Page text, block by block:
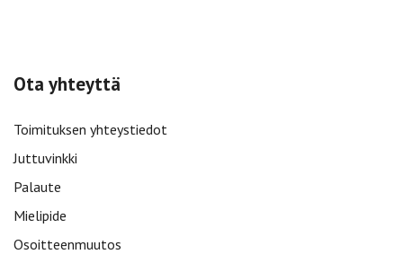
Ota yhteyttä
Toimituksen yhteystiedot
Juttuvinkki
Palaute
Mielipide
Osoitteenmuutos